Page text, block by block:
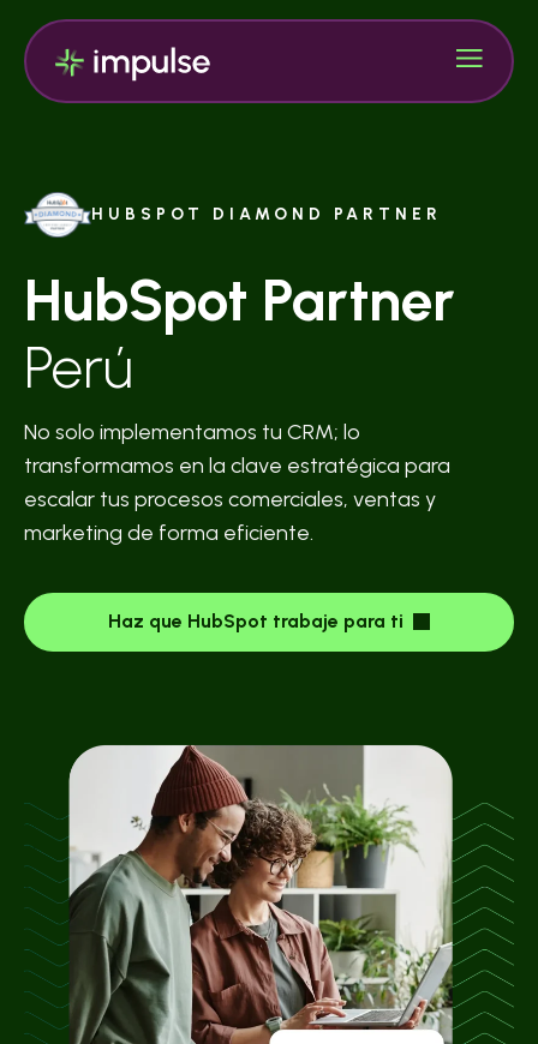
HUBSPOT DIAMOND PARTNER
HubSpot Partner
Perú
No solo implementamos tu CRM; lo
transformamos en la clave estratégica para
escalar tus procesos comerciales, ventas y
marketing de forma eficiente.
Haz que HubSpot trabaje para ti